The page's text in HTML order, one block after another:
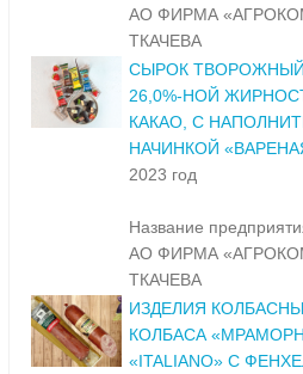
АО ФИРМА
ТКАЧЕВА
СЫРОК
26,0%-НОЙ
КАКАО, С
НАЧИНКОЙ
2023 год
Название
АО ФИРМА
ТКАЧЕВА
ИЗДЕЛИЯ
КОЛБАСА
«ITALIANO» С